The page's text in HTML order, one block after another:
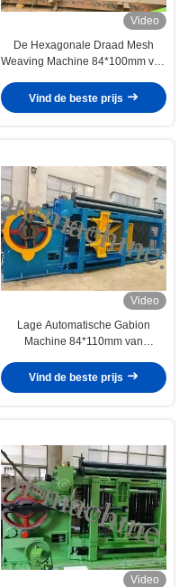
Video
De Hexagonale Draad Mesh
Weaving Machine 84*100mm van
Rockfall-Bescherming
Vind de beste prijs
Video
Lage Automatische Gabion
Machine 84*110mm van
van de Steenkooi
Vind de beste prijs
Video